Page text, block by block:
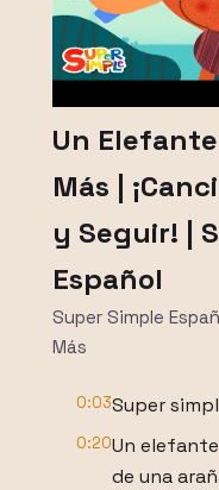
Un
Más |
y Seguir! |
Español
Super Simple
Más
0:03Super
0:20Un
de una